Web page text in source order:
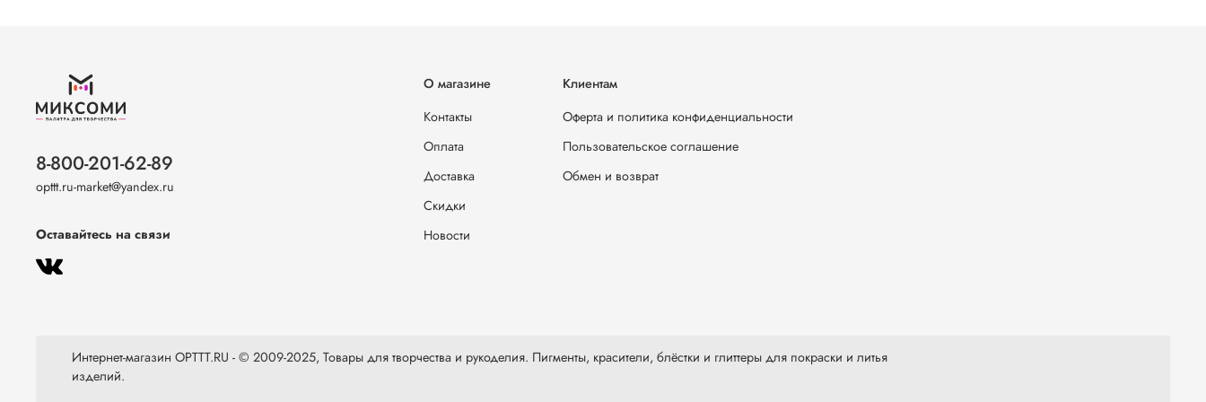
О магазине
Контакты
Оплата
Доставка
Скидки
Новости
Клиентам
Оферта и политика конфиденциальности
Пользовательское соглашение
Обмен и возврат
8-800-201-62-89
opttt.ru-market@yandex.ru
Оставайтесь на связи
Интернет-магазин OPTTT.RU - © 2009-2025, Товары для творчества и рукоделия. Пигменты, красители, блёстки и глиттеры для покраски и литья
изделий.